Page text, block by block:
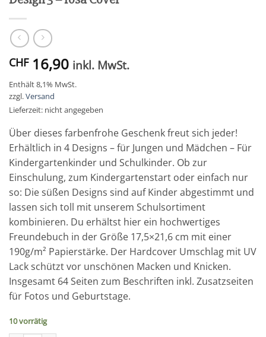
CHF16,90 inkl. MwSt.
Enthält 8,1% MwSt.
zzgl.Versand
Lieferzeit: nicht angegeben
Über dieses farbenfrohe Geschenk freut sich jeder!
Erhältlich in 4 Designs – für Jungen und Mädchen – Für
Kindergartenkinder und Schulkinder. Ob zur
Einschulung, zum Kindergartenstart oder einfach nur
so: Die süßen Designs sind auf Kinder abgestimmt und
lassen sich toll mit unserem Schulsortiment
kombinieren. Du erhältst hier ein hochwertiges
Freundebuch in der Größe 17,5×21,6 cm mit einer
190g/m² Papierstärke. Der Hardcover Umschlag mit UV
Lack schützt vor unschönen Macken und Knicken.
Insgesamt 64 Seiten zum Beschriften inkl. Zusatzseiten
für Fotos und Geburtstage.
10 vorrätig